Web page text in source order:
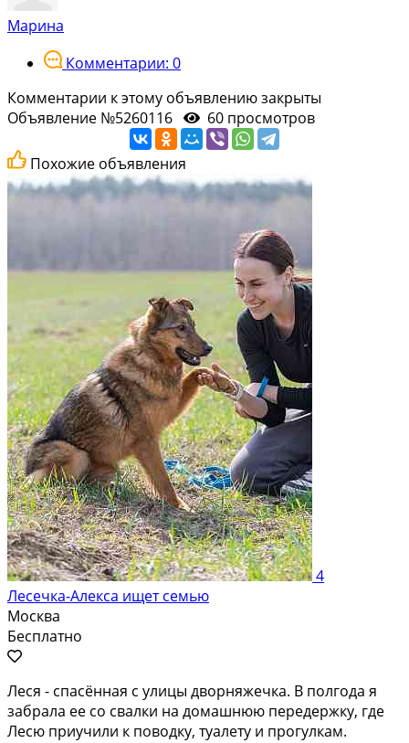
Марина
Комментарии: 0
Комментарии к этому объявлению закрыты
Объявление №5260116
60 просмотров
Похожие объявления
4
Лесечка-Алекса ищет семью
Москва
Бесплатно
Леся - спасённая с улицы дворняжечка. В полгода я
забрала ее со свалки на домашнюю передержку, где
Лесю приучили к поводку, туалету и прогулкам.